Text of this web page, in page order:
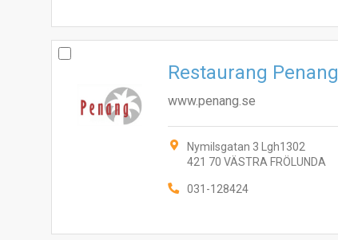
Restaurang Penang
www.penang.se
Nymilsgatan 3 Lgh1302
421 70 VÄSTRA FRÖLUNDA
031-128424